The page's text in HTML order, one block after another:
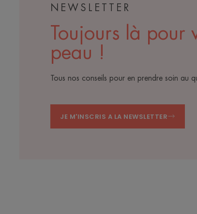
NEWSLETTER
Toujours là pour
peau !
Tous nos conseils pour en prendre soin au
JE M'INSCRIS A LA NEWSLETTER